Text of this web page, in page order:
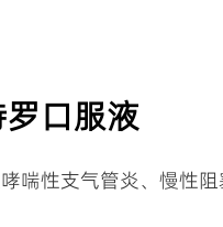
口服液
喘性支气管炎、慢性